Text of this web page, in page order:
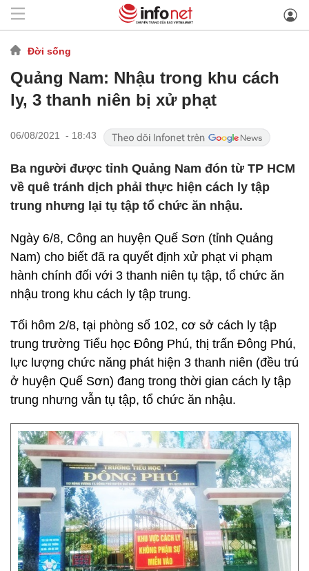
Đời sống
Quảng Nam: Nhậu trong khu cách
ly, 3 thanh niên bị xử phạt
06/08/2021 - 18:43
Ba người được tỉnh Quảng Nam đón từ TP HCM
về quê tránh dịch phải thực hiện cách ly tập
trung nhưng lại tụ tập tổ chức ăn nhậu.
Ngày 6/8, Công an huyện Quế Sơn (tỉnh Quảng
Nam) cho biết đã ra quyết định xử phạt vi phạm
hành chính đối với 3 thanh niên tụ tập, tổ chức ăn
nhậu trong khu cách ly tập trung.
Tối hôm 2/8, tại phòng số 102, cơ sở cách ly tập
trung trường Tiểu học Đông Phú, thị trấn Đông Phú,
lực lượng chức năng phát hiện 3 thanh niên (đều trú
ở huyện Quế Sơn) đang trong thời gian cách ly tập
trung nhưng vẫn tụ tập, tổ chức ăn nhậu.